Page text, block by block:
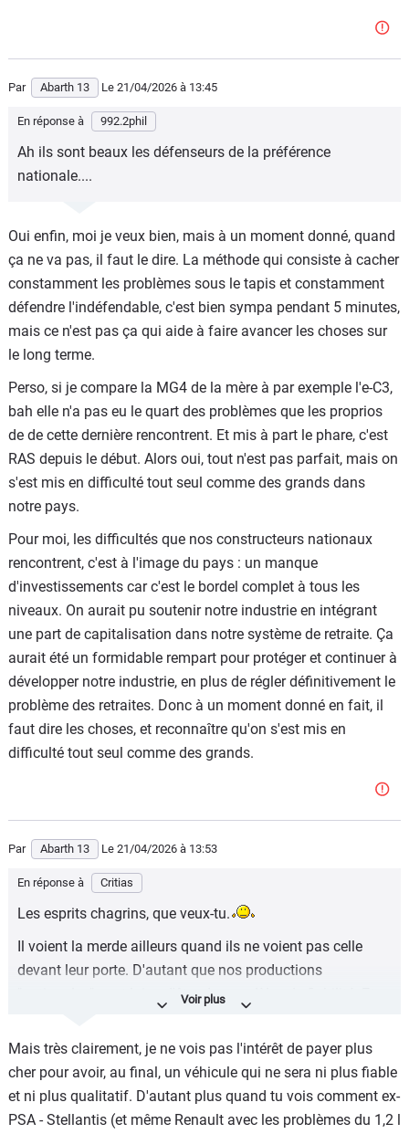
Par Abarth 13 Le 21/04/2026 à 13:45
En réponse à 992.2phil
Ah ils sont beaux les défenseurs de la préférence
nationale....
Oui enfin, moi je veux bien, mais à un moment donné, quand
ça ne va pas, il faut le dire. La méthode qui consiste à cacher
constamment les problèmes sous le tapis et constamment
défendre l'indéfendable, c'est bien sympa pendant 5 minutes,
mais ce n'est pas ça qui aide à faire avancer les choses sur
le long terme.
Perso, si je compare la MG4 de la mère à par exemple l'e-C3,
bah elle n'a pas eu le quart des problèmes que les proprios
de de cette dernière rencontrent. Et mis à part le phare, c'est
RAS depuis le début. Alors oui, tout n'est pas parfait, mais on
s'est mis en difficulté tout seul comme des grands dans
notre pays.
Pour moi, les difficultés que nos constructeurs nationaux
rencontrent, c'est à l'image du pays : un manque
d'investissements car c'est le bordel complet à tous les
niveaux. On aurait pu soutenir notre industrie en intégrant
une part de capitalisation dans notre système de retraite. Ça
aurait été un formidable rempart pour protéger et continuer à
développer notre industrie, en plus de régler définitivement le
problème des retraites. Donc à un moment donné en fait, il
faut dire les choses, et reconnaître qu'on s'est mis en
difficulté tout seul comme des grands.
Par Abarth 13 Le 21/04/2026 à 13:53
En réponse à Critias
Les esprits chagrins, que veux-tu.
Il voient la merde ailleurs quand ils ne voient pas celle
devant leur porte. D'autant que nos productions
"nationales" sont loins d'être des modèles de fiabilité. Et
Mais très clairement, je ne vois pas l'intérêt de payer plus
cher pour avoir, au final, un véhicule qui ne sera ni plus fiable
et ni plus qualitatif. D'autant plus quand tu vois comment ex-
PSA - Stellantis (et même Renault avec les problèmes du 1,2 l